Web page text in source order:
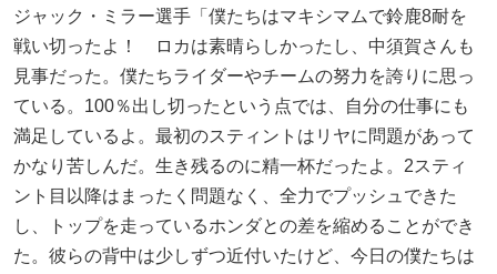
ジャック・ミラー選手「僕たちはマキシマムで鈴鹿8耐を
戦い切ったよ！ ロカは素晴らしかったし、中須賀さんも
見事だった。僕たちライダーやチームの努力を誇りに思っ
ている。100％出し切ったという点では、自分の仕事にも
満足しているよ。最初のスティントはリヤに問題があって
かなり苦しんだ。生き残るのに精一杯だったよ。2スティ
ント目以降はまったく問題なく、全力でプッシュできた
し、トップを走っているホンダとの差を縮めることができ
た。彼らの背中は少しずつ近付いたけど、今日の僕たちは